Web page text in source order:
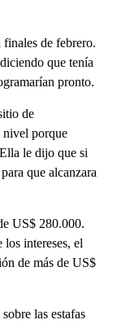
de febrero.
que tenía
pronto.
de
nivel porque
le dijo que si
que alcanzara
US$ 280.000.
intereses, el
de más de US$
las estafas